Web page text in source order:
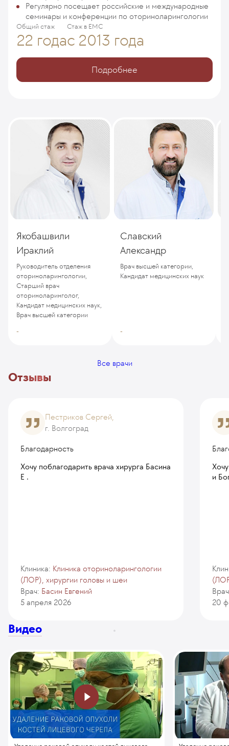
Якобашвили
Ираклий
Руководитель отделения
оториноларингологии,
Старший врач
оториноларинголог,
Кандидат медицинских наук,
Врач высшей категории
-
Славский
Александр
Врач высшей категории,
Кандидат медицинских наук
-
Все врачи
Регулярно посещает российские и международные
семинары и конференции по оториноларингологии
Общий стаж
22 года
Стаж в ЕМС
с 2013 года
Подробнее
Отзывы
Пестриков Сергей,
г. Волгоград
Благодарность
Хочу поблагодарить врача хирурга Басина
Е .
Клиника: Клиника оториноларингологии
(ЛОР), хирургии головы и шеи
Врач: Басин Евгений
5 апреля 2026
и
20
Видео